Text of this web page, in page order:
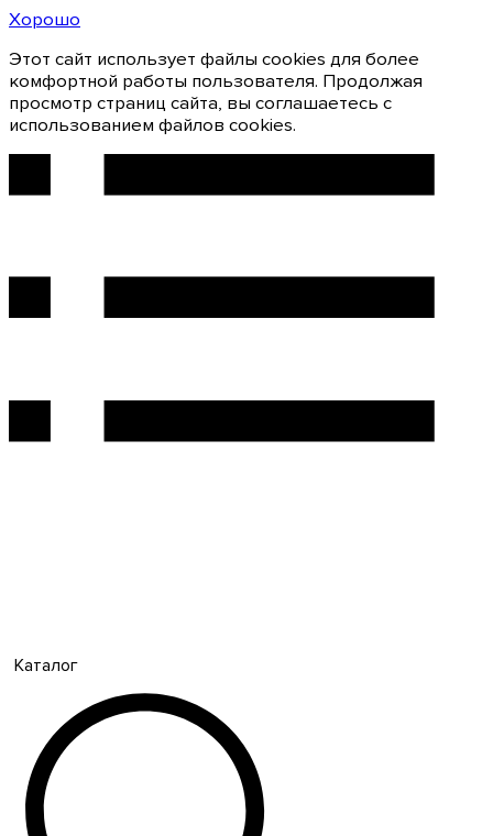
Хорошо
Этот сайт использует файлы cookies для более
комфортной работы пользователя. Продолжая
просмотр страниц сайта, вы соглашаетесь с
использованием файлов cookies.
Каталог